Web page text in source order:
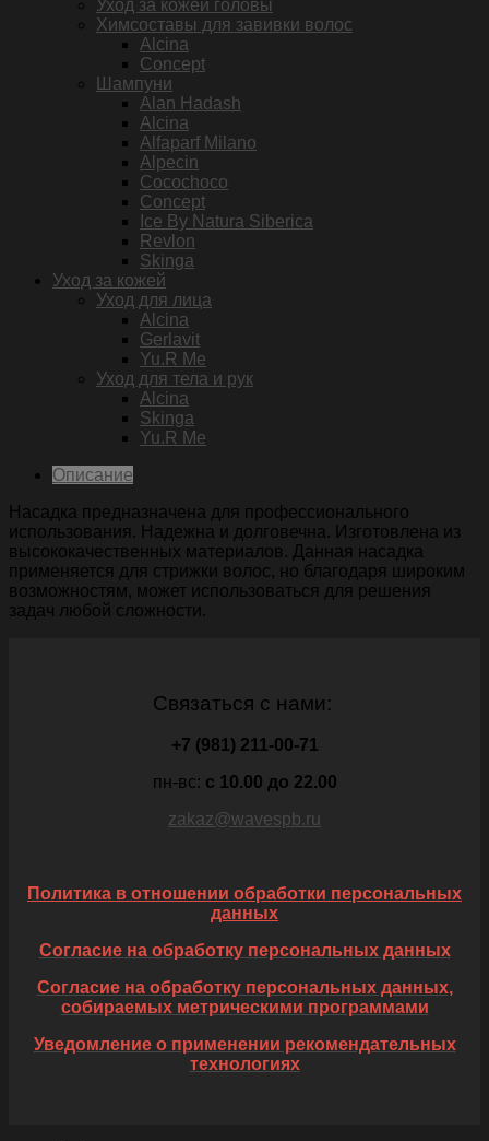
Уход за кожей головы
Химсоставы для завивки волос
Alcina
Concept
Шампуни
Alan Hadash
Alcina
Alfaparf Milano
Alpecin
Cocochoco
Concept
Ice By Natura Siberica
Revlon
Skinga
Уход за кожей
Уход для лица
Alcina
Gerlavit
Yu.R Me
Уход для тела и рук
Alcina
Skinga
Yu.R Me
Описание
Насадка предназначена для профессионального
использования. Надежна и долговечна. Изготовлена из
высококачественных материалов. Данная насадка
применяется для стрижки волос, но благодаря широким
возможностям, может использоваться для решения
задач любой сложности.
Связаться с нами:
+7 (981) 211-00-71
пн-вс: c 10.00 до 22.00
zakaz@wavespb.ru
Политика в отношении обработки персональных
данных
Согласие на обработку персональных данных
Согласие на обработку персональных данных,
собираемых метрическими программами
Уведомление о применении рекомендательных
технологиях